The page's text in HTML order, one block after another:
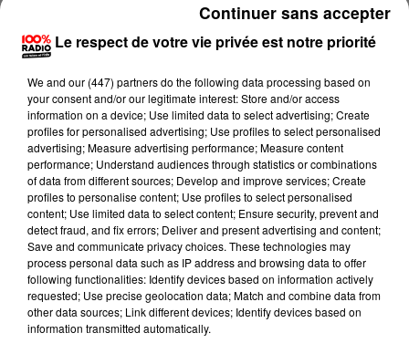
Lecture (1 min 14 sec)
100%
100% Radio l'agenda du Pays catalans
Le respect de votre vie privée est notre priorité
We and our (447) partnersdo the following data processing based on
your consent and/or our legitimate interest: Store and/or access
information on a device; Use limited data to select advertising; Create
profiles for personalised advertising; Use profiles to select personalised
advertising; Measure advertising performance; Measure content
performance; Understand audiences through statistics or combinations
of data from different sources; Develop and improve services; Create
profiles to personalise content; Use profiles to select personalised
content; Use limited data to select content; Ensure security, prevent and
detect fraud, and fix errors; Deliver and present advertising and content;
Save and communicate privacy choices. These technologies may
process personal data such as IP address and browsing data to offer
following functionalities: Identify devices based on information actively
requested; Use precise geolocation data; Match and combine data from
other data sources; Link different devices; Identify devices based on
information transmitted automatically.
Continuer sans accepter